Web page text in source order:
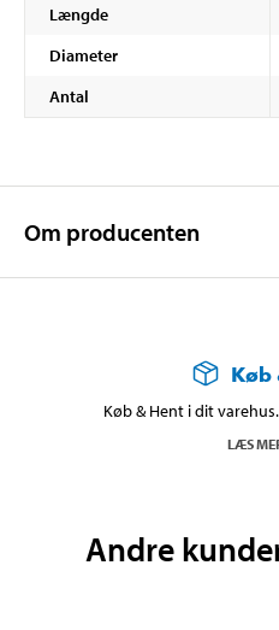
Længde
Diameter
Antal
Om producenten
Køb
Køb & Hent i dit
LÆS
Andre